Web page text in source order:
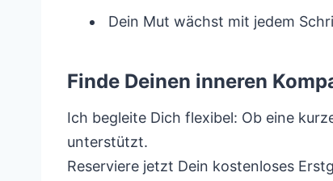
Dein Mut wächst mit jedem
Finde Deinen inneren
Ich begleite Dich flexibel: Ob eine
unterstützt.
Reserviere jetzt Dein kostenloses